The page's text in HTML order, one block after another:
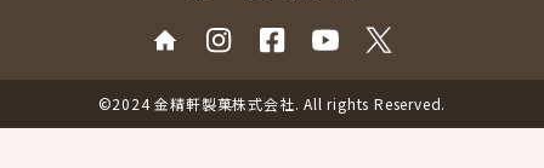
©2024 金精軒製菓株式会社. All rights Reserved.